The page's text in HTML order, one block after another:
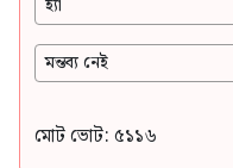
হ্যাঁ
মন্তব্য নেই
মোট ভোট: ৫১১৬